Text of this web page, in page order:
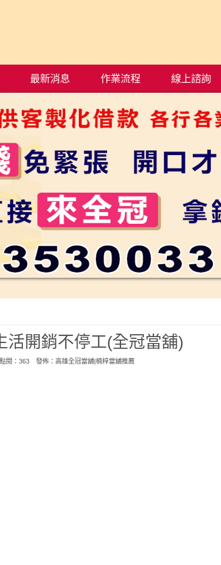
最新消息 作業流程 線上諮詢
活開銷不停工(全冠當舖)
閱：363 發佈： 高雄全冠當舖|楠梓當舖推薦